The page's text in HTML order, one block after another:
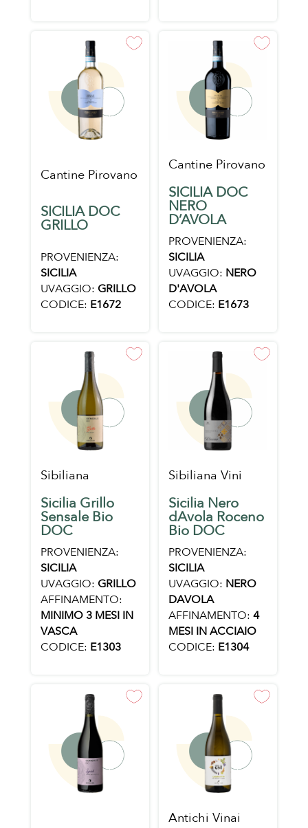
Cantine Pirovano
SICILIA DOC
GRILLO
PROVENIENZA:
SICILIA
UVAGGIO: GRILLO
CODICE: E1672
Cantine Pirovano
SICILIA DOC
NERO
D’AVOLA
PROVENIENZA:
SICILIA
UVAGGIO: NERO
D'AVOLA
CODICE: E1673
Sibiliana
Sicilia Grillo
Sensale Bio
DOC
PROVENIENZA:
SICILIA
UVAGGIO: GRILLO
AFFINAMENTO:
MINIMO 3 MESI IN
VASCA
CODICE: E1303
Sibiliana Vini
Sicilia Nero
dAvola Roceno
Bio DOC
PROVENIENZA:
SICILIA
UVAGGIO: NERO
DAVOLA
AFFINAMENTO: 4
MESI IN ACCIAIO
CODICE: E1304
Antichi Vinai